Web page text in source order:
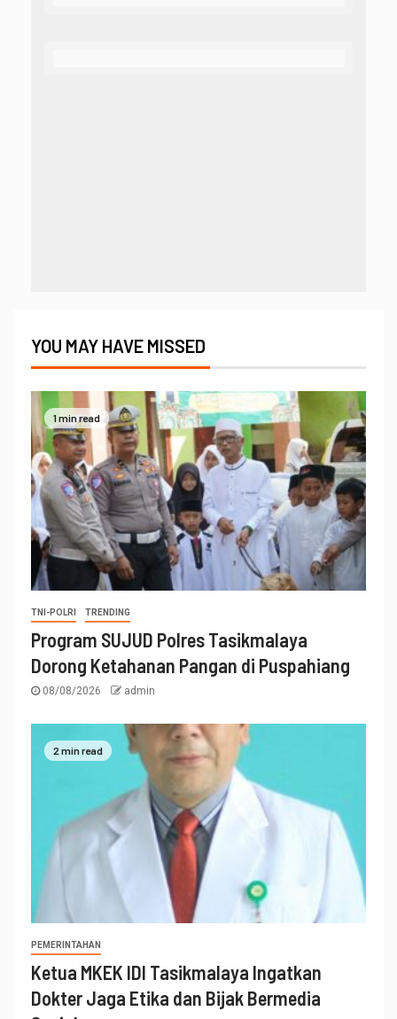
YOU MAY HAVE MISSED
1 min read
TNI-POLRI TRENDING
Program SUJUD Polres Tasikmalaya
Dorong Ketahanan Pangan di Puspahiang
08/08/2026 admin
2 min read
PEMERINTAHAN
Ketua MKEK IDI Tasikmalaya Ingatkan
Dokter Jaga Etika dan Bijak Bermedia